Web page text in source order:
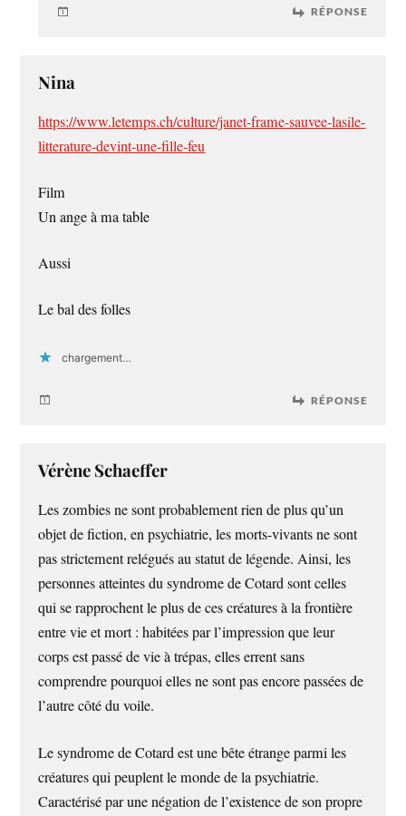
RÉPONSE
Nina
https://www.letemps.ch/culture/janet-frame-sauvee-lasile-
litterature-devint-une-fille-feu
Film
Un ange à ma table
Aussi
Le bal des folles
chargement…
RÉPONSE
Vérène Schaeffer
Les zombies ne sont probablement rien de plus qu’un
objet de fiction, en psychiatrie, les morts-vivants ne sont
pas strictement relégués au statut de légende. Ainsi, les
personnes atteintes du syndrome de Cotard sont celles
qui se rapprochent le plus de ces créatures à la frontière
entre vie et mort : habitées par l’impression que leur
corps est passé de vie à trépas, elles errent sans
comprendre pourquoi elles ne sont pas encore passées de
l’autre côté du voile.
Le syndrome de Cotard est une bête étrange parmi les
créatures qui peuplent le monde de la psychiatrie.
Caractérisé par une négation de l’existence de son propre